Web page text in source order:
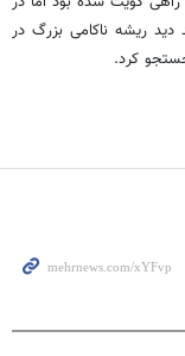
دید ریشه ناکامی بزرگ در
کرد.